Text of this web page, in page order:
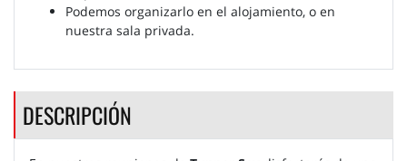
Podemos organizarlo en el alojamiento, o en
nuestra sala privada.
DESCRIPCIÓN